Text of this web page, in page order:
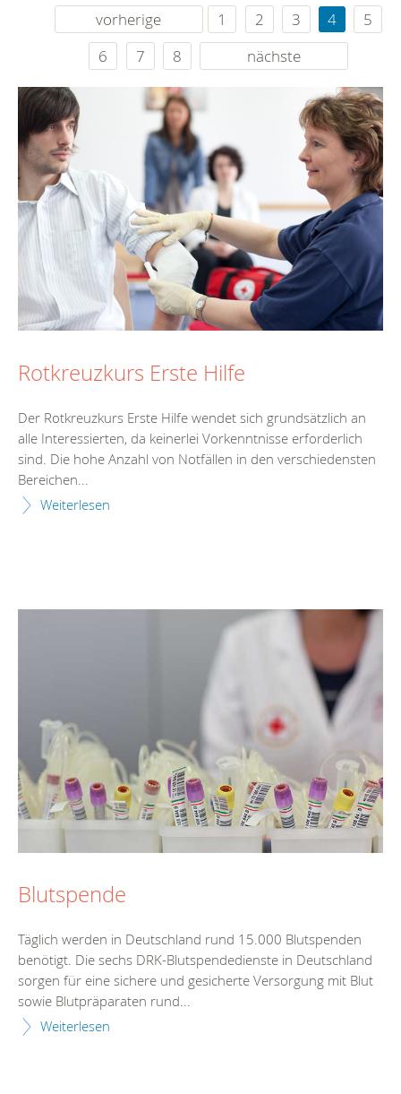
vorherige 1 2 3 4
5
6
7 8 nächste
Rotkreuzkurs Erste Hilfe
Der Rotkreuzkurs Erste Hilfe wendet sich grundsätzlich an
alle Interessierten, da keinerlei Vorkenntnisse erforderlich
sind. Die hohe Anzahl von Notfällen in den verschiedensten
Bereichen...
Weiterlesen
Blutspende
Täglich werden in Deutschland rund 15.000 Blutspenden
benötigt. Die sechs DRK-Blutspendedienste in Deutschland
sorgen für eine sichere und gesicherte Versorgung mit Blut
sowie Blutpräparaten rund...
Weiterlesen